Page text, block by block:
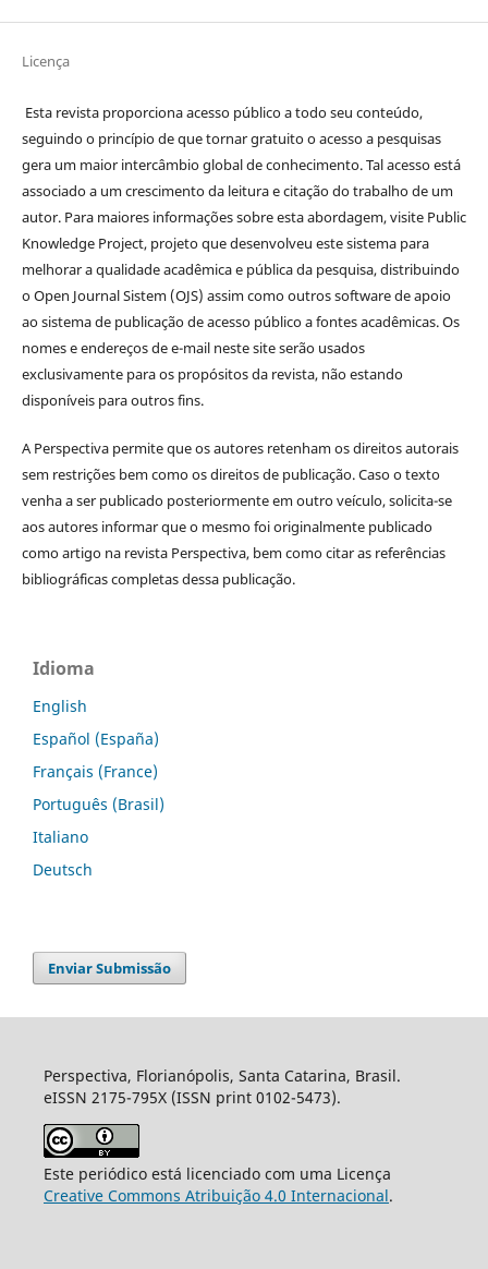
Licença
Esta revista proporciona acesso público a todo seu conteúdo,
seguindo o princípio de que tornar gratuito o acesso a pesquisas
gera um maior intercâmbio global de conhecimento. Tal acesso está
associado a um crescimento da leitura e citação do trabalho de um
autor. Para maiores informações sobre esta abordagem, visite Public
Knowledge Project, projeto que desenvolveu este sistema para
melhorar a qualidade acadêmica e pública da pesquisa, distribuindo
o Open Journal Sistem (OJS) assim como outros software de apoio
ao sistema de publicação de acesso público a fontes acadêmicas. Os
nomes e endereços de e-mail neste site serão usados
exclusivamente para os propósitos da revista, não estando
disponíveis para outros fins.
A Perspectiva permite que os autores retenham os direitos autorais
sem restrições bem como os direitos de publicação. Caso o texto
venha a ser publicado posteriormente em outro veículo, solicita-se
aos autores informar que o mesmo foi originalmente publicado
como artigo na revista Perspectiva, bem como citar as referências
bibliográficas completas dessa publicação.
Idioma
English
Español (España)
Français (France)
Português (Brasil)
Italiano
Deutsch
Enviar Submissão
Perspectiva, Florianópolis, Santa Catarina, Brasil.
eISSN 2175-795X (ISSN print 0102-5473).
Este periódico está licenciado com uma Licença
Creative Commons Atribuição 4.0 Internacional.